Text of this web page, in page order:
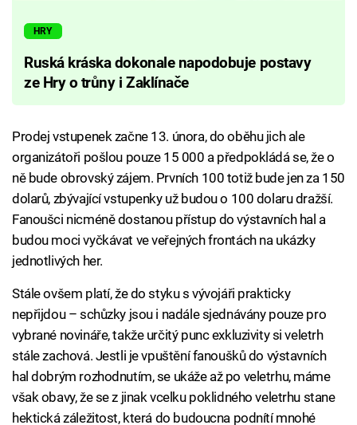
HRY
Ruská kráska dokonale napodobuje postavy
ze Hry o trůny i Zaklínače
Prodej vstupenek začne 13. února, do oběhu jich ale
organizátoři pošlou pouze 15 000 a předpokládá se, že o
ně bude obrovský zájem. Prvních 100 totiž bude jen za 150
dolarů, zbývající vstupenky už budou o 100 dolaru dražší.
Fanoušci nicméně dostanou přístup do výstavních hal a
budou moci vyčkávat ve veřejných frontách na ukázky
jednotlivých her.
Stále ovšem platí, že do styku s vývojáři prakticky
nepřijdou – schůzky jsou i nadále sjednávány pouze pro
vybrané novináře, takže určitý punc exkluzivity si veletrh
stále zachová. Jestli je vpuštění fanoušků do výstavních
hal dobrým rozhodnutím, se ukáže až po veletrhu, máme
však obavy, že se z jinak vcelku poklidného veletrhu stane
hektická záležitost, která do budoucna podnítí mnohé